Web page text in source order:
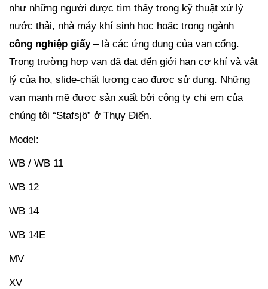
như những người được tìm thấy trong kỹ thuật xử lý
nước thải, nhà máy khí sinh học hoặc trong ngành
công nghiệp giấy– là các ứng dụng của van cổng.
Trong trường hợp van đã đạt đến giới hạn cơ khí và vật
lý của họ, slide-chất lượng cao được sử dụng. Những
van mạnh mẽ được sản xuất bởi công ty chị em của
chúng tôi “Stafsjö” ở Thụy Điển.
Model:
WB / WB 11
WB 12
WB 14
WB 14E
MV
XV